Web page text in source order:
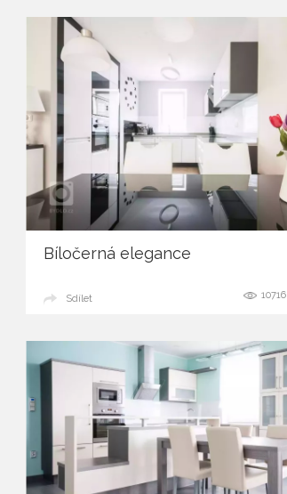
Bíločerná elegance
10716
Sdílet